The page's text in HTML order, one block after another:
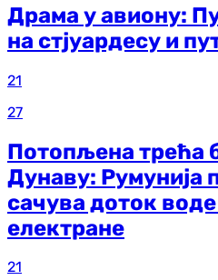
Драма у авиону:
на стјуардесу и
21
27
Потопљена трећа
Дунаву: Румунија
сачува доток
електране
21